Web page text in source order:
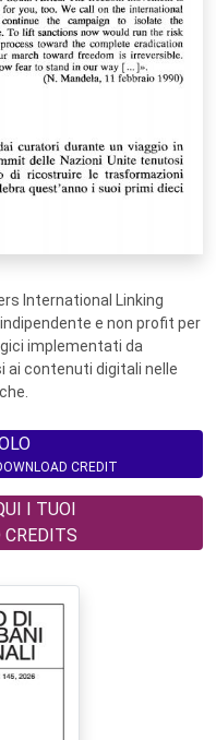
International Linking
e non profit per
implementati da
ai contenuti digitali nelle
CREDIT
I TUOI
CREDITS